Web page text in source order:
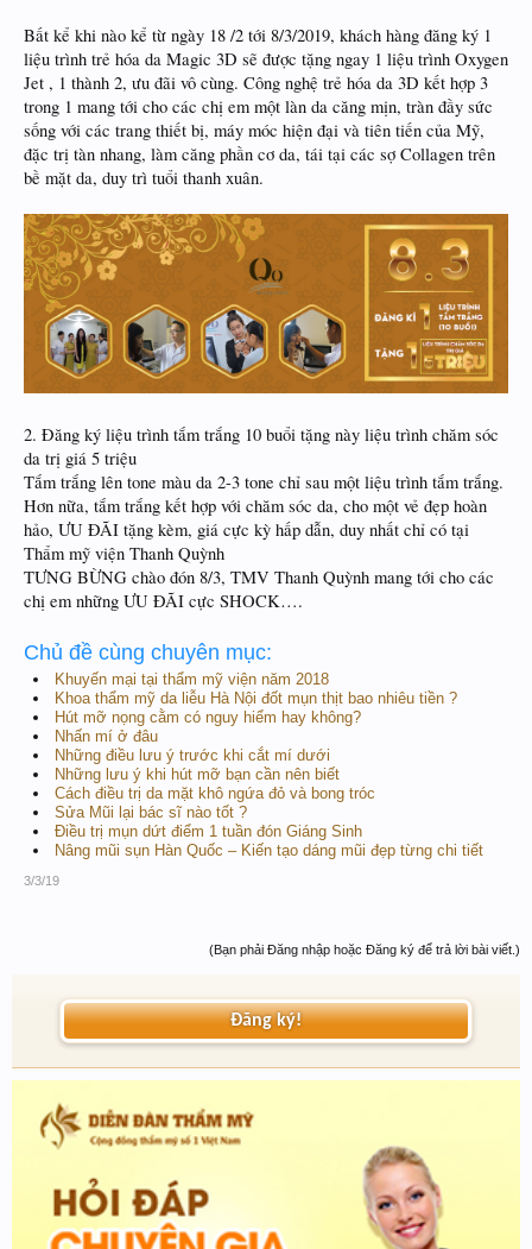
Bất kể khi nào kể từ ngày 18 /2 tới 8/3/2019, khách hàng đăng ký 1
liệu trình trẻ hóa da Magic 3D sẽ được tặng ngay 1 liệu trình Oxygen
Jet , 1 thành 2, ưu đãi vô cùng. Công nghệ trẻ hóa da 3D kết hợp 3
trong 1 mang tới cho các chị em một làn da căng mịn, tràn đầy sức
sống với các trang thiết bị, máy móc hiện đại và tiên tiến của Mỹ,
đặc trị tàn nhang, làm căng phần cơ da, tái tại các sợ Collagen trên
bề mặt da, duy trì tuổi thanh xuân.
2. Đăng ký liệu trình tắm trắng 10 buổi tặng này liệu trình chăm sóc
da trị giá 5 triệu
Tắm trắng lên tone màu da 2-3 tone chỉ sau một liệu trình tắm trắng.
Hơn nữa, tắm trắng kết hợp với chăm sóc da, cho một vẻ đẹp hoàn
hảo, ƯU ĐÃI tặng kèm, giá cực kỳ hấp dẫn, duy nhất chỉ có tại
Thẩm mỹ viện Thanh Quỳnh
TƯNG BỪNG chào đón 8/3, TMV Thanh Quỳnh mang tới cho các
chị em những ƯU ĐÃI cực SHOCK….
Chủ đề cùng chuyên mục:
Khuyến mại tại thẩm mỹ viện năm 2018
Khoa thẩm mỹ da liễu Hà Nội đốt mụn thịt bao nhiêu tiền ?
Hút mỡ nọng cằm có nguy hiểm hay không?
Nhấn mí ở đâu
Những điều lưu ý trước khi cắt mí dưới
Những lưu ý khi hút mỡ bạn cần nên biết
Cách điều trị da mặt khô ngứa đỏ và bong tróc
Sửa Mũi lại bác sĩ nào tốt ?
Điều trị mụn dứt điểm 1 tuần đón Giáng Sinh
Nâng mũi sụn Hàn Quốc – Kiến tạo dáng mũi đẹp từng chi tiết
3/3/19
(Bạn phải Đăng nhập hoặc Đăng ký để trả lời bài viết.)
Đăng ký!